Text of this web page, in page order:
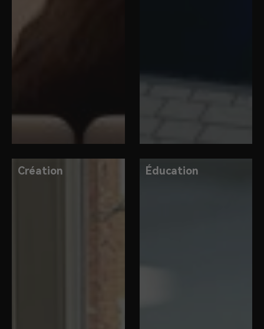
Création Éducation